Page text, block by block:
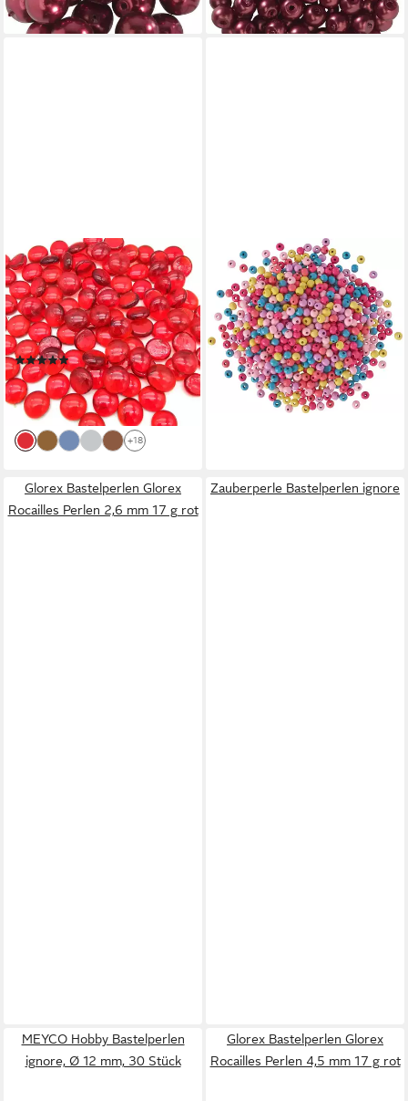
+12
ARMENA
Bastelperlen Glasnuggets
transparente Glassteine
Dekoration Glasperlen Basteln
Deko
(1)
85,90 € 139,00 €
-38%
lieferbar - in 2-3 Werktagen bei dir
+18
VBS XXL
Bastelperlen ignore, 250 g,
Farbmix
14,93 €
lieferbar - in 3-4 Werktagen bei dir
Glorex Bastelperlen Glorex
Rocailles Perlen 2,6 mm 17 g rot
Zauberperle Bastelperlen ignore
MEYCO Hobby Bastelperlen
ignore, Ø 12 mm, 30 Stück
Glorex Bastelperlen Glorex
Rocailles Perlen 4,5 mm 17 g rot